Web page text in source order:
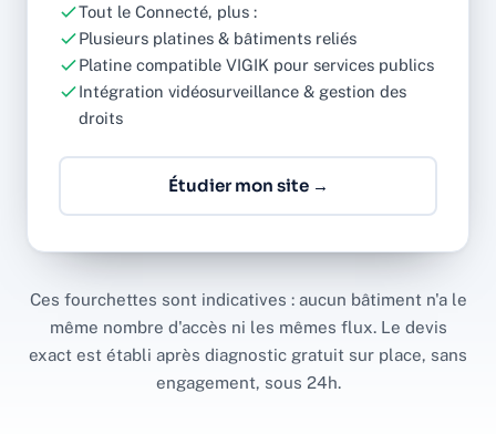
Tout le Connecté, plus :
Plusieurs platines & bâtiments reliés
Platine compatible VIGIK pour services publics
Intégration vidéosurveillance & gestion des
droits
Étudier mon site →
Ces fourchettes sont indicatives : aucun bâtiment n'a le
même nombre d'accès ni les mêmes flux. Le devis
exact est établi après diagnostic gratuit sur place, sans
engagement, sous 24h.